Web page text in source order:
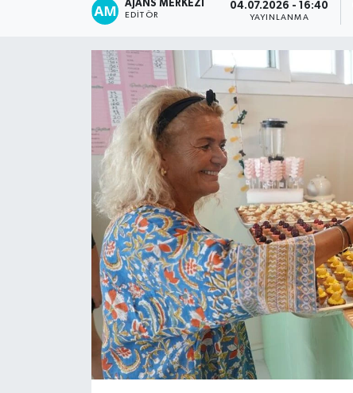
AJANS MERKEZI
EDITÖR
04.07.2026 - 16:40
YAYINLANMA